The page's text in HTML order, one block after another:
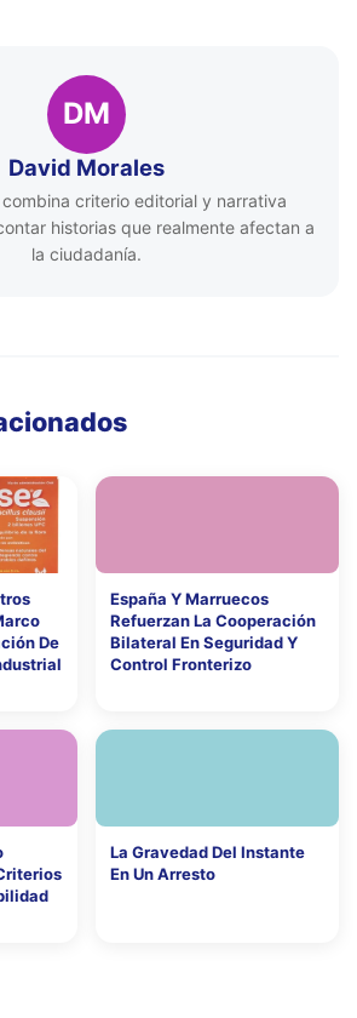
DM
David Morales
criterio editorial y narrativa
historias que realmente afectan a
la ciudadanía.
De
España Y Marruecos
Refuerzan La Cooperación
Bilateral En Seguridad Y
Control Fronterizo
La Gravedad Del Instante
En Un Arresto